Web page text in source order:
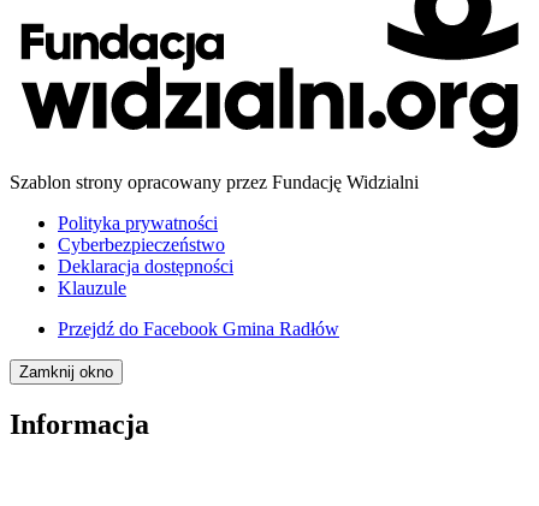
Szablon strony opracowany przez Fundację Widzialni
Polityka prywatności
Cyberbezpieczeństwo
Deklaracja dostępności
Klauzule
Przejdź do Facebook Gmina Radłów
Zamknij okno
Informacja